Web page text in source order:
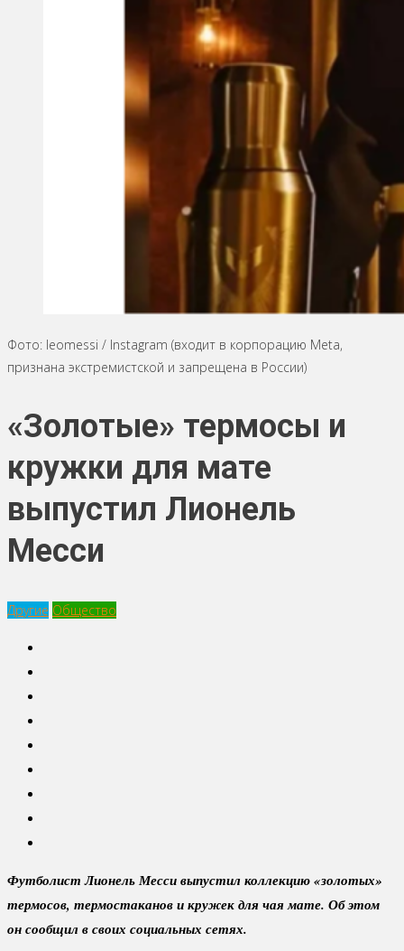
Фото: leomessi / Instagram (входит в корпорацию Meta,
признана экстремистской и запрещена в России)
«Золотые» термосы и
кружки для мате
выпустил Лионель
Месси
Другие Общество
Футболист Лионель Месси выпустил коллекцию «золотых»
термосов, термостаканов и кружек для чая мате. Об этом
он сообщил в своих социальных сетях.